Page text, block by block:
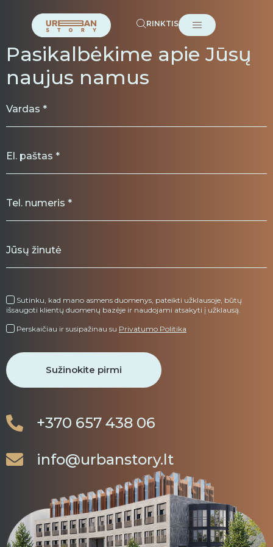
RINKTIS
Pasikalbėkime apie Jūsų
naujus namus
Sutinku, kad mano asmens duomenys, pateikti užklausoje, būtų
išsaugoti klientų duomenų bazėje ir naudojami atsakyti į užklausą.
Perskaičiau ir susipažinau su Privatumo Politika
+370 657 438 06
info@urbanstory.lt